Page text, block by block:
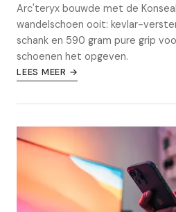
Arc'teryx bouwde met de
wandelschoen ooit: kevlar-
schank en 590 gram pure grip
schoenen het opgeven.
LEES MEER →